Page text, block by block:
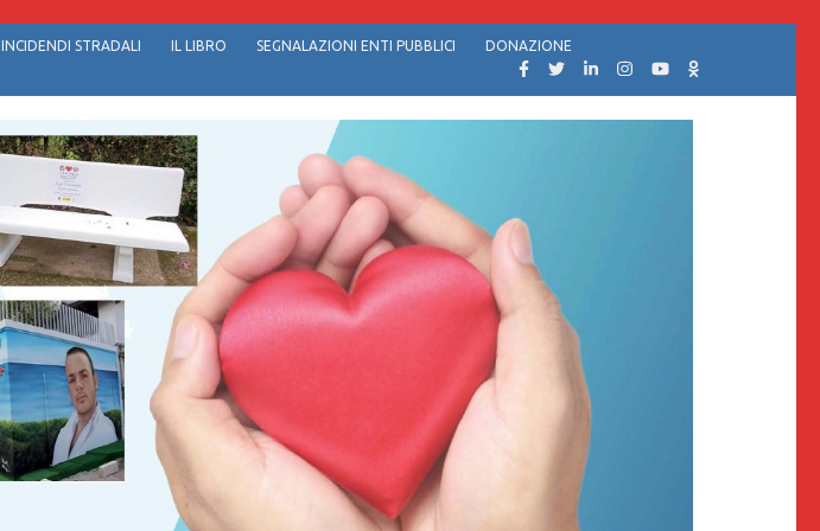
INCIDENDI STRADALI IL LIBRO SEGNALAZIONI ENTI PUBBLICI DONAZIONE